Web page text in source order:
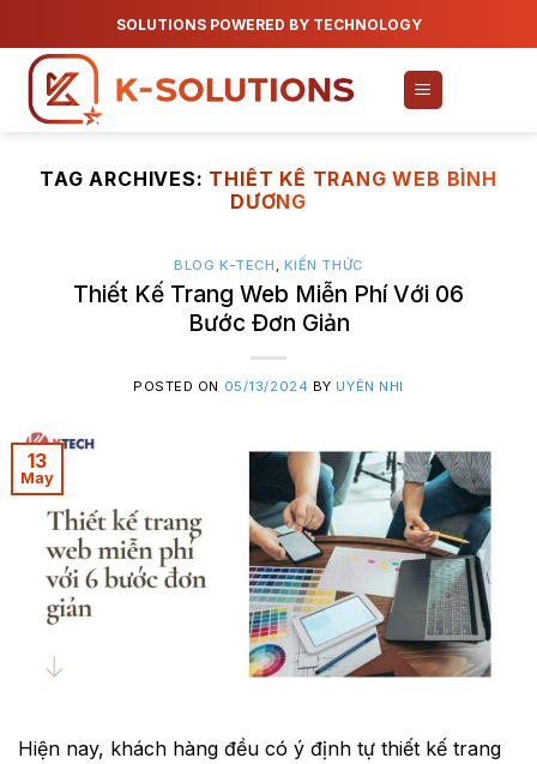
to
content
SOLUTIONS POWERED BY TECHNOLOGY
TAG ARCHIVES: THIẾT KẾ TRANG WEB BÌNH
DƯƠNG
BLOG K-TECH , KIẾN THỨC
Thiết Kế Trang Web Miễn Phí Với 06
Bước Đơn Giản
POSTED ON 05/13/2024 BY UYÊN NHI
13
May
Hiện nay, khách hàng đều có ý định tự thiết kế trang